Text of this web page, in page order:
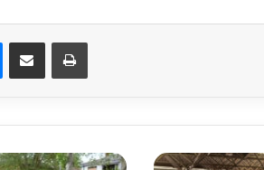
MessengerDijeli putem Emaila Printaj
VIDEO